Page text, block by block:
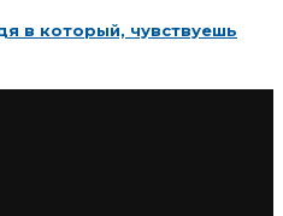
в который, чувствуешь